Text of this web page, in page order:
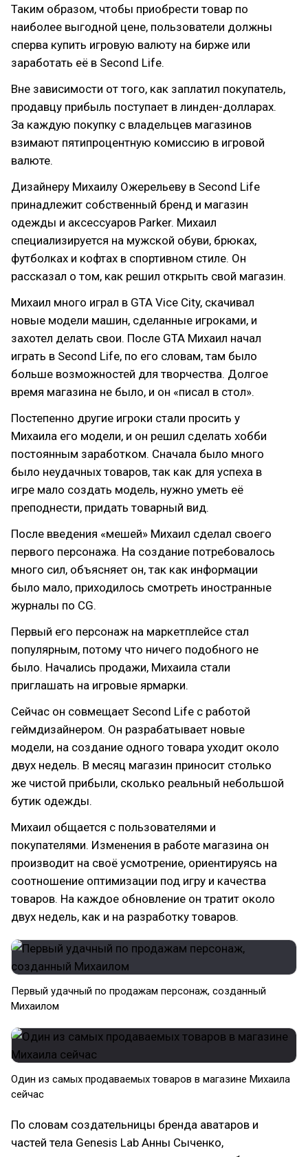
Таким образом, чтобы приобрести товар по
наиболее выгодной цене, пользователи должны
сперва купить игровую валюту на бирже или
заработать её в Second Life.
Вне зависимости от того, как заплатил покупатель,
продавцу прибыль поступает в линден-долларах.
За каждую покупку с владельцев магазинов
взимают пятипроцентную комиссию в игровой
валюте.
Дизайнеру Михаилу Ожерельеву в Second Life
принадлежит собственный бренд и магазин
одежды и аксессуаров Parker. Михаил
специализируется на мужской обуви, брюках,
футболках и кофтах в спортивном стиле. Он
рассказал о том, как решил открыть свой магазин.
Михаил много играл в GTA Vice City, скачивал
новые модели машин, сделанные игроками, и
захотел делать свои. После GTA Михаил начал
играть в Second Life, по его словам, там было
больше возможностей для творчества. Долгое
время магазина не было, и он «писал в стол».
Постепенно другие игроки стали просить у
Михаила его модели, и он решил сделать хобби
постоянным заработком. Сначала было много
было неудачных товаров, так как для успеха в
игре мало создать модель, нужно уметь её
преподнести, придать товарный вид.
После введения «мешей» Михаил сделал своего
первого персонажа. На создание потребовалось
много сил, объясняет он, так как информации
было мало, приходилось смотреть иностранные
журналы по CG.
Первый его персонаж на маркетплейсе стал
популярным, потому что ничего подобного не
было. Начались продажи, Михаила стали
приглашать на игровые ярмарки.
Сейчас он совмещает Second Life с работой
геймдизайнером. Он разрабатывает новые
модели, на создание одного товара уходит около
двух недель. В месяц магазин приносит столько
же чистой прибыли, сколько реальный небольшой
бутик одежды.
Михаил общается с пользователями и
покупателями. Изменения в работе магазина он
производит на своё усмотрение, ориентируясь на
соотношение оптимизации под игру и качества
товаров. На каждое обновление он тратит около
двух недель, как и на разработку товаров.
​Первый удачный по продажам персонаж, созданный
Михаилом
​Один из самых продаваемых товаров в магазине Михаила
сейчас
По словам создательницы бренда аватаров и
частей тела Genesis Lab Анны Сыченко,